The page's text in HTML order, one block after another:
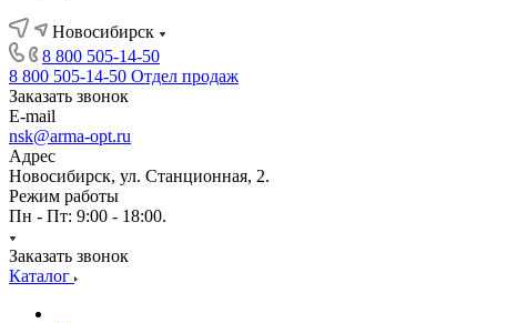
Новосибирск
8 800 505-14-50
8 800 505-14-50 Отдел продаж
Заказать звонок
E-mail
nsk@arma-opt.ru
Адрес
Новосибирск, ул. Станционная, 2.
Режим работы
Пн - Пт: 9:00 - 18:00.
Заказать звонок
Каталог